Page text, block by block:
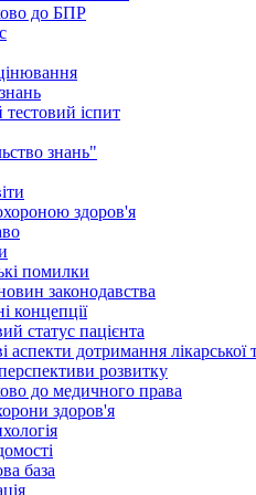
до БПР
іспит
знань"
здоров'я
помилки
законодавства
концепції
статус пацієнта
аспекти дотримання лікарської
розвитку
до медичного права
здоров'я
база